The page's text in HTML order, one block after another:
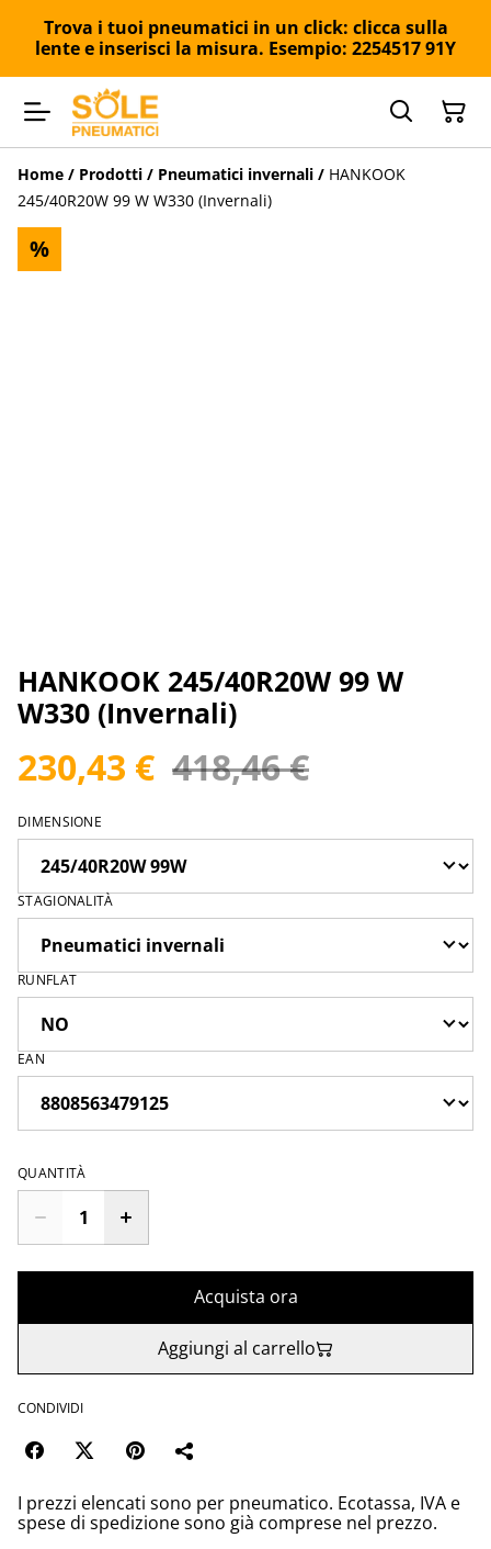
Trova i tuoi pneumatici in un click: clicca sulla
lente e inserisci la misura. Esempio: 2254517 91Y
Home / Prodotti / Pneumatici invernali / HANKOOK
245/40R20W 99 W W330 (Invernali)
%
HANKOOK 245/40R20W 99 W
W330 (Invernali)
230,43 € 418,46 €
DIMENSIONE
STAGIONALITÀ
RUNFLAT
EAN
QUANTITÀ
Acquista ora
Aggiungi al carrello
CONDIVIDI
I prezzi elencati sono per pneumatico. Ecotassa, IVA e
spese di spedizione sono già comprese nel prezzo.